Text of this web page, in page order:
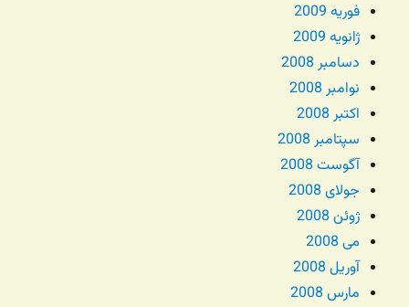
فوریه 2009
ژانویه 2009
دسامبر 2008
نوامبر 2008
اکتبر 2008
سپتامبر 2008
آگوست 2008
جولای 2008
ژوئن 2008
می 2008
آوریل 2008
مارس 2008